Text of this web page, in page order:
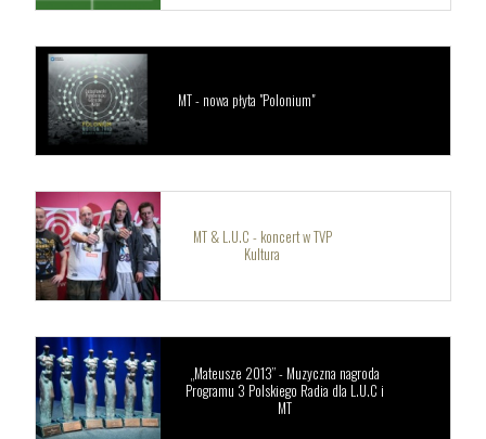
MT - nowa płyta "Polonium"
MT & L.U.C - koncert w TVP
Kultura
„Mateusze 2013” - Muzyczna nagroda
Programu 3 Polskiego Radia dla L.U.C i
MT